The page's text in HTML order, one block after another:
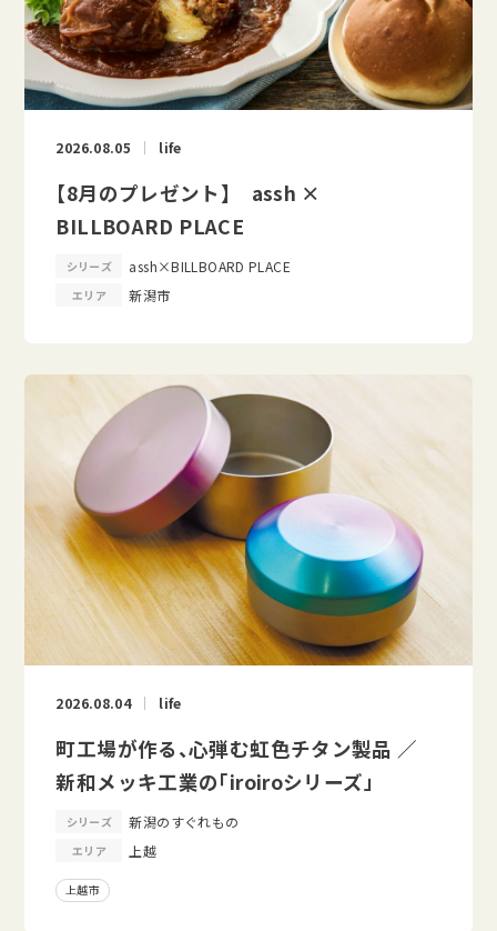
2026.08.05 life
【8月のプレゼント】 assh ×
BILLBOARD PLACE
シリーズ assh×BILLBOARD PLACE
エリア 新潟市
2026.08.04 life
町工場が作る、心弾む虹色チタン製品 ／
新和メッキ工業の「iroiroシリーズ」
シリーズ 新潟のすぐれもの
エリア 上越
上越市